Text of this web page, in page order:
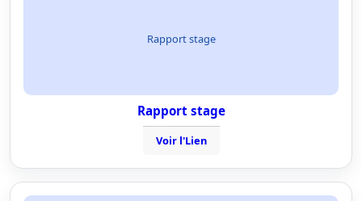
Rapport stage
Rapport stage
Voir l'Lien